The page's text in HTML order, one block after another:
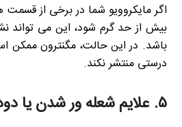
اگر مایکروویو شما در برخی از قسمت
بیش از حد گرم شود، این می تواند
باشد. در این حالت، مگنترون ممکن
درستی منتشر نکند.
۵. علایم شعله ور شدن یا